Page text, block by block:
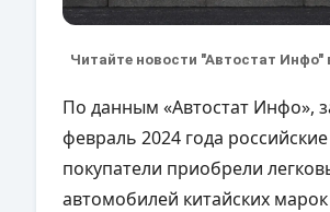
Читайте новости "Автостат Инфо"
По данным «Автостат Инфо»,
февраль 2024 года российские
покупатели приобрели
автомобилей китайских